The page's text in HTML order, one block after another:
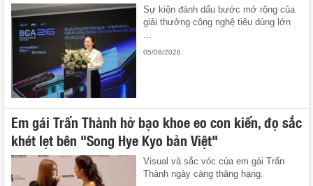
Sự kiện đánh dấu bước mở rộng của
giải thưởng công nghệ tiêu dùng lớn
...
05/08/2026
Em gái Trấn Thành hở bạo khoe eo con kiến, đọ sắc
khét lẹt bên "Song Hye Kyo bản Việt"
Visual và sắc vóc của em gái Trấn
Thành ngày càng thăng hạng.